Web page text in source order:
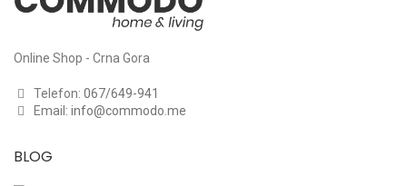
Online Shop - Crna Gora
Telefon: 067/649-941
Email: info@commodo.me
BLOG